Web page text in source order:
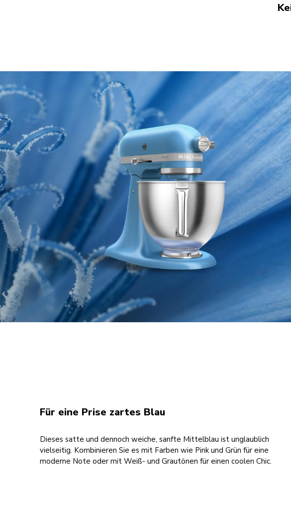
Für eine Prise zartes Blau
Dieses satte und dennoch weiche, sanfte Mittelblau ist unglaublich
vielseitig. Kombinieren Sie es mit Farben wie Pink und Grün für eine
moderne Note oder mit Weiß- und Grautönen für einen coolen Chic.